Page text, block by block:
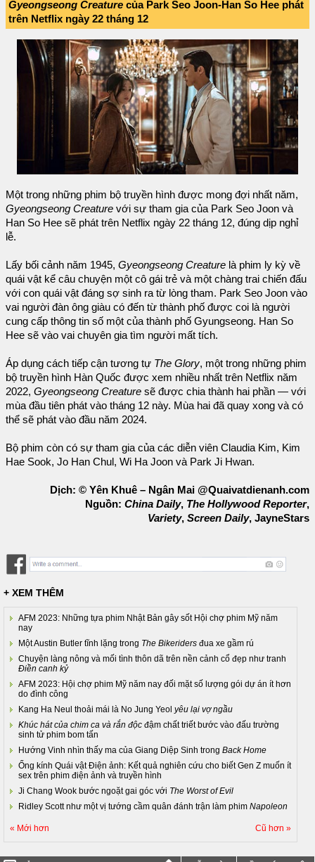
Gyeongseong Creature của Park Seo Joon-Han So Hee phát
trên Netflix ngày 22 tháng 12
Một trong những phim bộ truyền hình được mong đợi nhất năm,
Gyeongseong Creature với sự tham gia của Park Seo Joon và
Han So Hee sẽ phát trên Netflix ngày 22 tháng 12, đúng dịp nghỉ
lễ.
Lấy bối cảnh năm 1945, Gyeongseong Creature là phim ly kỳ về
quái vật kể câu chuyện một cô gái trẻ và một chàng trai chiến đấu
với con quái vật đáng sợ sinh ra từ lòng tham. Park Seo Joon vào
vai người đàn ông giàu có đến từ thành phố được coi là người
cung cấp thông tin số một của thành phố Gyungseong. Han So
Hee sẽ vào vai chuyên gia tìm người mất tích.
Áp dụng cách tiếp cận tương tự The Glory, một trong những phim
bộ truyền hình Hàn Quốc được xem nhiều nhất trên Netflix năm
2022, Gyeongseong Creature sẽ được chia thành hai phần — với
mùa đầu tiên phát vào tháng 12 này. Mùa hai đã quay xong và có
thể sẽ phát vào đầu năm 2024.
Bộ phim còn có sự tham gia của các diễn viên Claudia Kim, Kim
Hae Sook, Jo Han Chul, Wi Ha Joon và Park Ji Hwan.
Dịch: © Yên Khuê – Ngân Mai @Quaivatdienanh.com
Nguồn: China Daily, The Hollywood Reporter,
Variety, Screen Daily, JayneStars
+ XEM THÊM
AFM 2023: Những tựa phim Nhật Bản gây sốt Hội chợ phim Mỹ năm
nay
Một Austin Butler tĩnh lặng trong The Bikeriders đua xe gầm rú
Chuyện làng nông và mối tình thôn dã trên nền cảnh cổ đẹp như tranh
Điền canh kỷ
AFM 2023: Hội chợ phim Mỹ năm nay đối mặt số lượng gói dự án ít hơn
do đình công
Kang Ha Neul thoải mái là No Jung Yeol yêu lại vợ ngầu
Khúc hát của chim ca và rắn độc đậm chất triết bước vào đấu trường
sinh tử phim bom tấn
Hướng Vinh nhìn thấy ma của Giang Diệp Sinh trong Back Home
Ống kính Quái vật Điện ảnh: Kết quả nghiên cứu cho biết Gen Z muốn ít
sex trên phim điện ảnh và truyền hình
Ji Chang Wook bước ngoặt gai góc với The Worst of Evil
Ridley Scott như một vị tướng cầm quân đánh trận làm phim Napoleon
« Mới hơn Cũ hơn »